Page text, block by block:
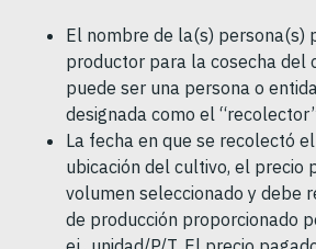
El nombre de la(s) persona(s)
productor para la cosecha del
puede ser una persona o
designada como el
La fecha en que se recolectó
ubicación del cultivo, el precio
volumen seleccionado y debe
de producción proporcionado